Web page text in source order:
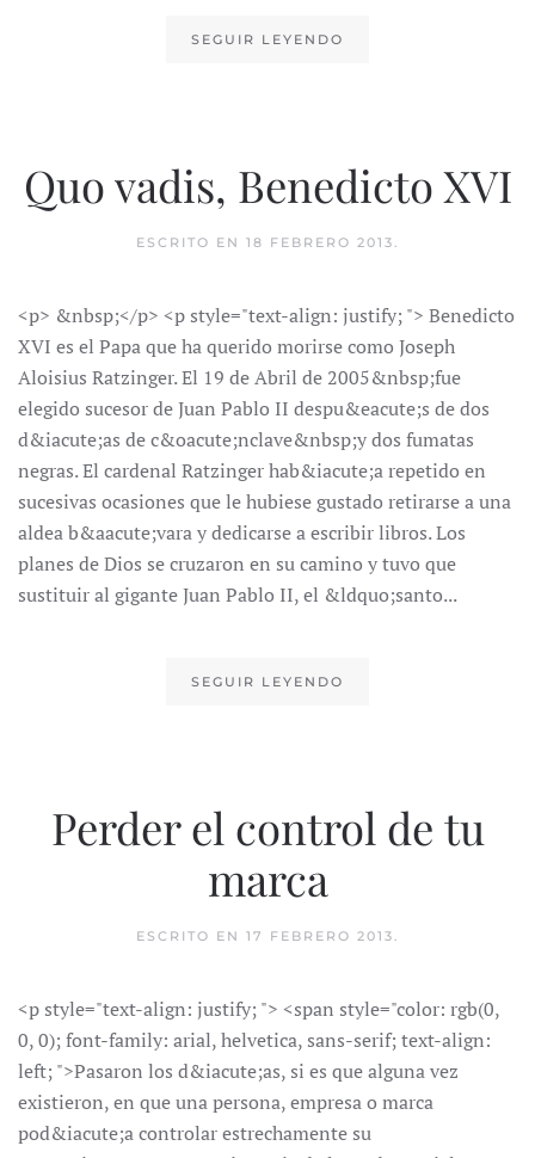
SEGUIR LEYENDO
Quo vadis, Benedicto XVI
ESCRITO EN 18 FEBRERO 2013.
<p> &nbsp;</p> <p style="text-align: justify; "> Benedicto
XVI es el Papa que ha querido morirse como Joseph
Aloisius Ratzinger. El 19 de Abril de 2005&nbsp;fue
elegido sucesor de Juan Pablo II despu&eacute;s de dos
d&iacute;as de c&oacute;nclave&nbsp;y dos fumatas
negras. El cardenal Ratzinger hab&iacute;a repetido en
sucesivas ocasiones que le hubiese gustado retirarse a una
aldea b&aacute;vara y dedicarse a escribir libros. Los
planes de Dios se cruzaron en su camino y tuvo que
sustituir al gigante Juan Pablo II, el &ldquo;santo...
SEGUIR LEYENDO
Perder el control de tu
marca
ESCRITO EN 17 FEBRERO 2013.
<p style="text-align: justify; "> <span style="color: rgb(0,
0, 0); font-family: arial, helvetica, sans-serif; text-align:
left; ">Pasaron los d&iacute;as, si es que alguna vez
existieron, en que una persona, empresa o marca
pod&iacute;a controlar estrechamente su